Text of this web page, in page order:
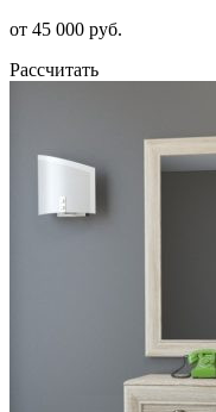
от 45 000 руб.
Рассчитать